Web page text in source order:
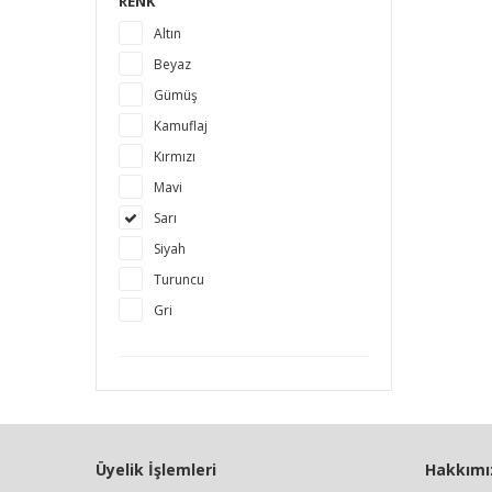
Altın
Beyaz
Gümüş
Kamuflaj
Kırmızı
Mavi
Sarı
Siyah
Turuncu
Gri
Üyelik İşlemleri